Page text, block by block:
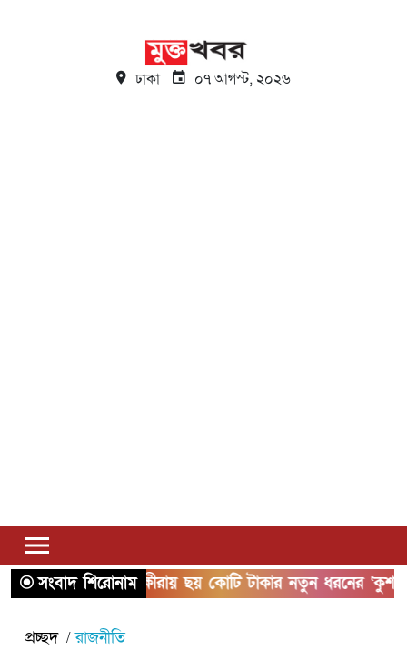
ঢাকা ০৭ আগস্ট, ২০২৬
সংবাদ শিরোনাম
সাতক্ষীরায় ছয় কোটি টাকার নতুন ধরনের ‘কুশ’
প্রচ্ছদ রাজনীতি